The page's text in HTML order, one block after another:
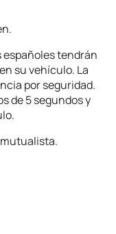
tendrán
su vehículo. La
por seguridad.
de 5 segundos y
mutualista.